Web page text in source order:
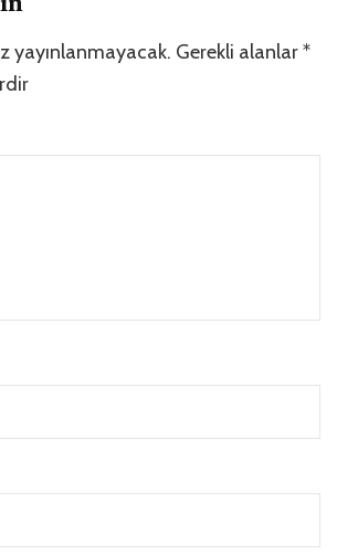
yayınlanmayacak. Gerekli alanlar*